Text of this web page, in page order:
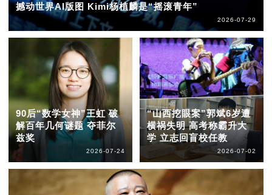
撼动世界AI版图 Kimi杨植麟是“摇滚青年”
2026-07-29
90后“数学女神”王虹 破
解百年几何谜题 夺菲尔
兹奖
2026-07-24
“山西挖眼案”郭斌6岁遭
横祸失明 高考称霸升大
学 立志回盲校任教
2026-07-02